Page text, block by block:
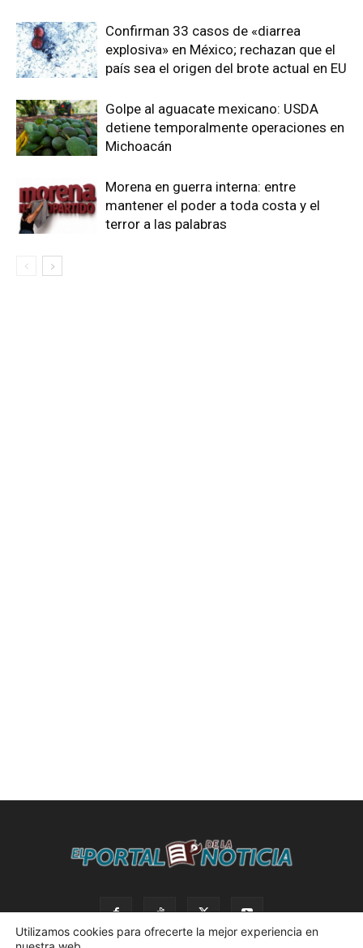
Confirman 33 casos de «diarrea
explosiva» en México; rechazan que el
país sea el origen del brote actual en EU
Golpe al aguacate mexicano: USDA
detiene temporalmente operaciones en
Michoacán
Morena en guerra interna: entre
mantener el poder a toda costa y el
terror a las palabras
Utilizamos cookies para ofrecerte la mejor experiencia en